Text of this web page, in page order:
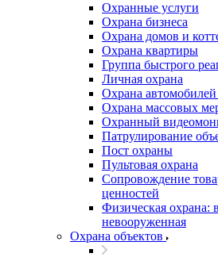
Охранные услуги
Охрана бизнеса
Охрана домов и
Охрана квартиры
Группа быстрого
Личная охрана
Охрана
Охрана массовых
Охранный
Патрулирование
Пост охраны
Пультовая охрана
Сопровождение
ценностей
Физическая охрана:
невооруженная
Охрана объектов